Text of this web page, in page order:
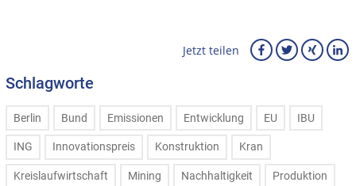
Jetzt teilen
Schlagworte
Berlin Bund Emissionen Entwicklung EU IBU
ING Innovationspreis Konstruktion Kran
Kreislaufwirtschaft Mining Nachhaltigkeit Produktion